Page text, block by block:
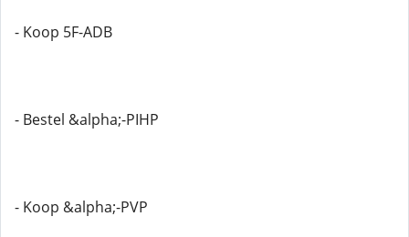
- Koop 5F-ADB
- Bestel &alpha;-PIHP
- Koop &alpha;-PVP